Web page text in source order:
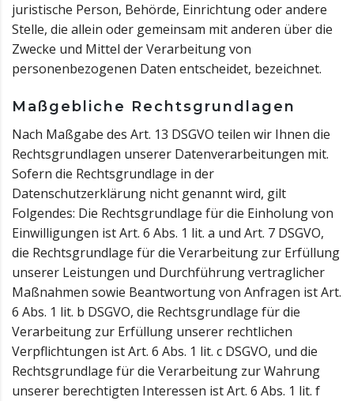
juristische Person, Behörde, Einrichtung oder andere
Stelle, die allein oder gemeinsam mit anderen über die
Zwecke und Mittel der Verarbeitung von
personenbezogenen Daten entscheidet, bezeichnet.
Maßgebliche Rechtsgrundlagen
Nach Maßgabe des Art. 13 DSGVO teilen wir Ihnen die
Rechtsgrundlagen unserer Datenverarbeitungen mit.
Sofern die Rechtsgrundlage in der
Datenschutzerklärung nicht genannt wird, gilt
Folgendes: Die Rechtsgrundlage für die Einholung von
Einwilligungen ist Art. 6 Abs. 1 lit. a und Art. 7 DSGVO,
die Rechtsgrundlage für die Verarbeitung zur Erfüllung
unserer Leistungen und Durchführung vertraglicher
Maßnahmen sowie Beantwortung von Anfragen ist Art.
6 Abs. 1 lit. b DSGVO, die Rechtsgrundlage für die
Verarbeitung zur Erfüllung unserer rechtlichen
Verpflichtungen ist Art. 6 Abs. 1 lit. c DSGVO, und die
Rechtsgrundlage für die Verarbeitung zur Wahrung
unserer berechtigten Interessen ist Art. 6 Abs. 1 lit. f